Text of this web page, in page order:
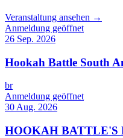
Veranstaltung ansehen →
Anmeldung geöffnet
26 Sep. 2026
Hookah Battle South
br
Anmeldung geöffnet
30 Aug. 2026
HOOKAH BATTLE'S